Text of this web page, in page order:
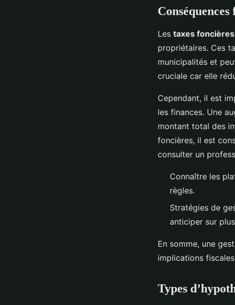
Les taxes foncières
propriétaires. Ces
municipalités et
cruciale car elle
Cependant, il est
les finances. Une
montant total des
foncières, il est
consulter un
Connaître les
règles.
Stratégies de
anticiper sur
En somme, une
implications
Types